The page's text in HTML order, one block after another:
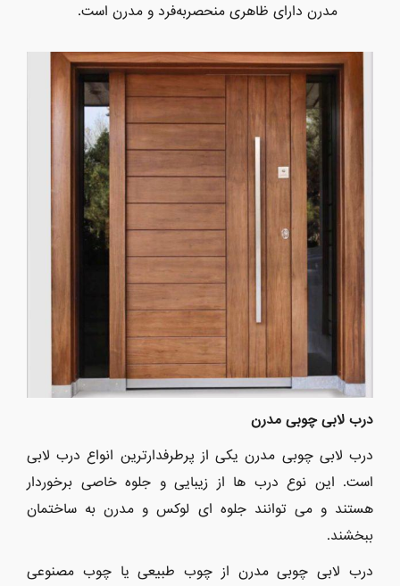
مدرن دارای ظاهری منحصربه‌فرد و مدرن است.
درب لابی چوبی مدرن
درب لابی چوبی مدرن یکی از پرطرفدارترین انواع درب لابی
است. این نوع درب ها از زیبایی و جلوه خاصی برخوردار
هستند و می توانند جلوه ای لوکس و مدرن به ساختمان
ببخشند.
درب لابی چوبی مدرن از چوب طبیعی یا چوب مصنوعی